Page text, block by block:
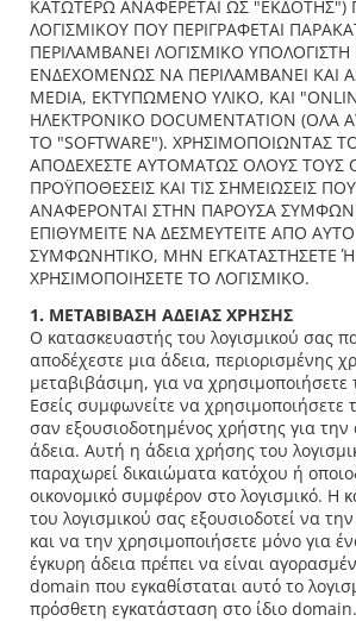
ΚΑΤΩΤΕΡΩ ΑΝΑΦΕΡΕΤΑΙ ΩΣ "ΕΚΔΟΤΗΣ")
ΛΟΓΙΣΜΙΚΟΥ ΠΟΥ ΠΕΡΙΓΡΑΦΕΤΑΙ
ΠΕΡΙΛΑΜΒΑΝΕΙ ΛΟΓΙΣΜΙΚΟ ΥΠΟΛΟΓΙΣΤΗ
ΕΝΔΕΧΟΜΕΝΩΣ ΝΑ ΠΕΡΙΛΑΜΒΑΝΕΙ ΚΑΙ
MEDIA, ΕΚΤΥΠΩΜΕΝΟ ΥΛΙΚΟ, ΚΑΙ
ΗΛΕΚΤΡΟΝΙΚΟ DOCUMENTATION (ΟΛΑ
ΤΟ "SOFTWARE"). ΧΡΗΣΙΜΟΠΟΙΩΝΤΑΣ
ΑΠΟΔΕΧΕΣΤΕ ΑΥΤΟΜΑΤΩΣ ΟΛΟΥΣ ΤΟΥΣ
ΠΡΟΫΠΟΘΕΣΕΙΣ ΚΑΙ ΤΙΣ ΣΗΜΕΙΩΣΕΙΣ
ΑΝΑΦΕΡΟΝΤΑΙ ΣΤΗΝ ΠΑΡΟΥΣΑ
ΕΠΙΘΥΜΕΙΤΕ ΝΑ ΔΕΣΜΕΥΤΕΙΤΕ ΑΠΟ
ΣΥΜΦΩΝΗΤΙΚΟ, ΜΗΝ ΕΓΚΑΤΑΣΤΗΣΕΤΕ
ΧΡΗΣΙΜΟΠΟΙΗΣΕΤΕ ΤΟ ΛΟΓΙΣΜΙΚΟ.
1. ΜΕΤΑΒΙΒΑΣΗ ΑΔΕΙΑΣ ΧΡΗΣΗΣ
Ο κατασκευαστής του λογισμικού σας
αποδέχεστε μια άδεια, περιορισμένης
μεταβιβάσιμη, για να χρησιμοποιήσετε
Εσείς συμφωνείτε να χρησιμοποιήσετε
σαν εξουσιοδοτημένος χρήστης για την
άδεια. Αυτή η άδεια χρήσης του
παραχωρεί δικαιώματα κατόχου ή
οικονομικό συμφέρον στο λογισμικό. Η
του λογισμικού σας εξουσιοδοτεί να
και να την χρησιμοποιήσετε μόνο για
έγκυρη άδεια πρέπει να είναι
domain που εγκαθίσταται αυτό το
πρόσθετη εγκατάσταση στο ίδιο domain.